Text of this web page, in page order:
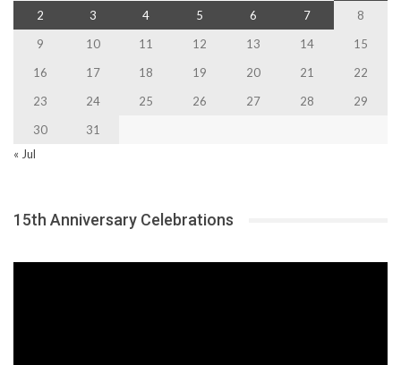
2
3 4 5 6 7
8
9
10 11 12 13 14
15
16
17 18 19 20 21
22
23
24 25 26 27 28
29
30
31
« Jul
15th Anniversary Celebrations